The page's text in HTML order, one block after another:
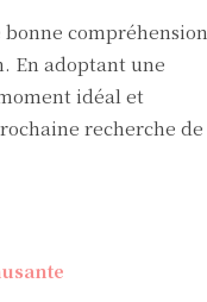
compréhension
En adoptant une
idéal et
recherche de